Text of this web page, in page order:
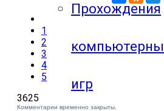
Прохождения
игр
1
2
3
4
5
3625
Комментарии временно закрыты.